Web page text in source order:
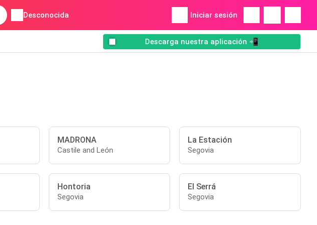
Desconocida Iniciar sesión
Descarga nuestra aplicación 📲
MADRONA
Castile and León
La Estación
Segovia
Hontoria
Segovia
El Serrá
Segovia